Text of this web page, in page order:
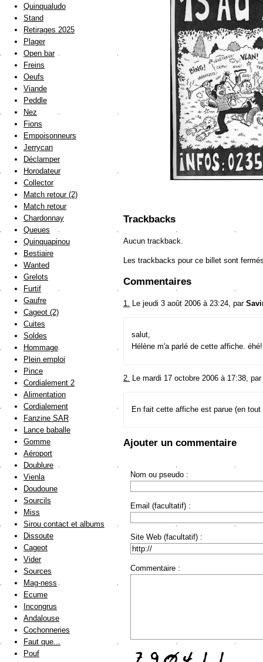
Trackbacks
Aucun trackback.
Les trackbacks pour ce billet sont
Commentaires
1. Le jeudi 3 août 2006 à 23:24, par
salut,
Hélène m'a parlé de cette affiche.
2. Le mardi 17 octobre 2006 à 17:38, par
En fait cette affiche est parue (en
Ajouter un commentaire
Nom ou pseudo :
Email (facultatif) :
Site Web (facultatif) :
Commentaire :
Quinqualudo
Stand
Retirages 2025
Plager
Open bar
Freins
Oeufs
Viande
Peddle
Nez
Fions
Empoisonneurs
Jerrycan
Déclamper
Horodateur
Collector
Match retour (2)
Match retour
Chardonnay
Queues
Quinquapinou
Bestiaire
Wanted
Grelots
Furtif
Gaufre
Cageot (2)
Cuites
Soldes
Hommage
Plein emploi
Pince
Cordialement 2
Alimentation
Cordialement
Fanzine SAR
Lance baballe
Gomme
Aéroport
Doublure
Vienla
Doudoune
Sourcils
Miss
Sirou contact et albums
Dissoute
Cageot
Vider
Sources
Mag-ness
Ecume
Incongrus
Andalouse
Cochonneries
Faut que...
Pouf